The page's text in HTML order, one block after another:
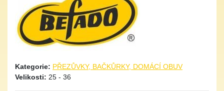
Kategorie: PŘEZŮVKY, BAČKŮRKY, DOMÁCÍ OBUV
Velikosti: 25 - 36